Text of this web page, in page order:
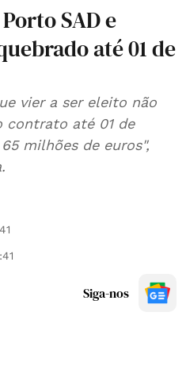
SAD e
até 01 de
vier a ser eleito não
contrato até 01 de
milhões de euros",
Siga-nos